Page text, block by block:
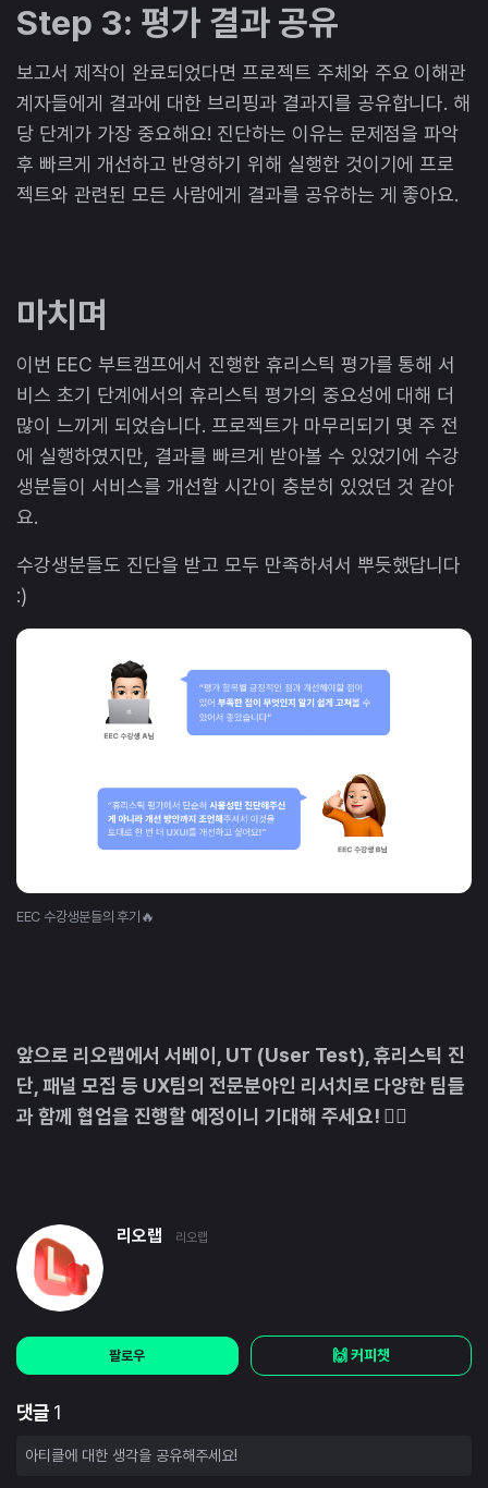
Step 3: 평가 결과 공유
보고서 제작이 완료되었다면 프로젝트 주체와 주요 이해관
계자들에게 결과에 대한 브리핑과 결과지를 공유합니다. 해
당 단계가 가장 중요해요! 진단하는 이유는 문제점을 파악
후 빠르게 개선하고 반영하기 위해 실행한 것이기에 프로
젝트와 관련된 모든 사람에게 결과를 공유하는 게 좋아요.
마치며
이번 EEC 부트캠프에서 진행한 휴리스틱 평가를 통해 서
비스 초기 단계에서의 휴리스틱 평가의 중요성에 대해 더
많이 느끼게 되었습니다. 프로젝트가 마무리되기 몇 주 전
에 실행하였지만, 결과를 빠르게 받아볼 수 있었기에 수강
생분들이 서비스를 개선할 시간이 충분히 있었던 것 같아
요.
수강생분들도 진단을 받고 모두 만족하셔서 뿌듯했답니다
:)
EEC 수강생분들의 후기🔥
앞으로 리오랩에서 서베이, UT (User Test), 휴리스틱 진
단, 패널 모집 등 UX팀의 전문분야인 리서치로 다양한 팀들
과 함께 협업을 진행할 예정이니 기대해 주세요! 🏃‍♂️
리오랩 리오랩
팔로우 🙌 커피챗
댓글 1